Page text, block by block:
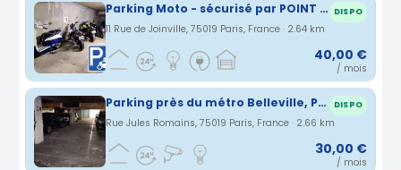
Parking Moto - sécurisé par POINT D'ANCRAGE DISPO
11 Rue de Joinville, 75019 Paris, France · 2.64 km
40,00 €
/ mois
Parking près du métro Belleville, PARIS DISPO
Rue Jules Romains, 75019 Paris, France · 2.66 km
30,00 €
/ mois